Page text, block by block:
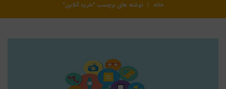
خانه نوشته های برچسب "خرید آنلاین"